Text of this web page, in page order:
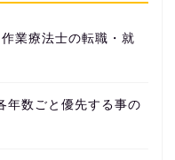
業療法士の転職・就
年数ごと優先する事の